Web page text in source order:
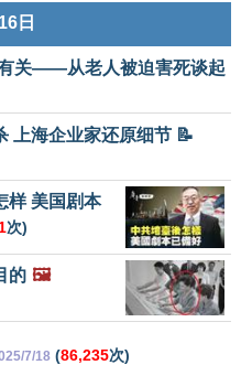
日
关——从老人被迫害死谈起
上海企业家还原细节 📝
样 美国剧本
次)
的 🖼️
7/18 (86,235次)